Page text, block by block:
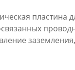
пластина